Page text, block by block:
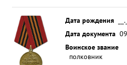
Дата рождения
Дата документа
Воинское звание
полковник